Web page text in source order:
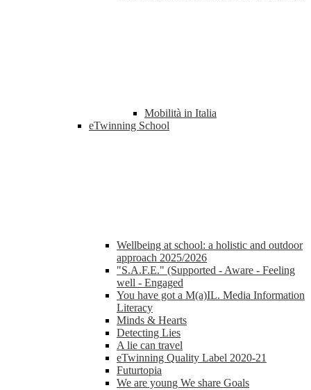
Mobilità in Italia
eTwinning School
Wellbeing at school: a holistic and outdoor
approach 2025/2026
"S.A.F.E." (Supported - Aware - Feeling
well - Engaged
You have got a M(a)IL. Media Information
Literacy
Minds & Hearts
Detecting Lies
A lie can travel
eTwinning Quality Label 2020-21
Futurtopia
We are young We share Goals